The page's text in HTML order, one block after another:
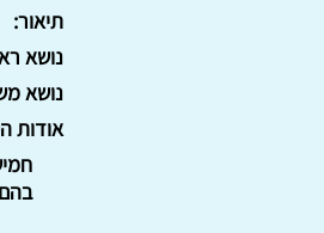
תיאור:
נושא
נושא
אודות